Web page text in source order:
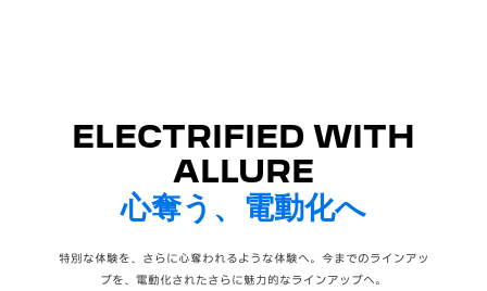
ELECTRIFIED WITH
ALLURE
心奪う、電動化へ
特別な体験を、さらに心奪われるような体験へ。今までのラインアッ
プを、電動化されたさらに魅力的なラインアップへ。